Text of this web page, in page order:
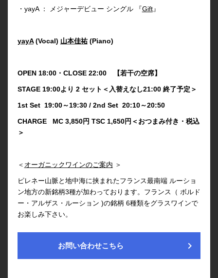
・yayA ： メジャーデビュー シングル 『Gift』
yayA(Vocal) 山本佳祐(Piano)
OPEN 18:00・CLOSE 22:00 【若干の空席】
STAGE 19:00より 2 セット＜入替えなし21:00 終了予定＞
1st Set 19:00～19:30 / 2nd Set 20:10～20:50
CHARGE MC 3,850円 TSC 1,650円＜おつまみ付き・税込
＞
＜ オーガニックワインのご案内 ＞
ピレネー山脈と地中海に挟まれたフランス最南端 ルーショ
ン地方の新銘柄3種が加わっております。フランス（ ボルド
ー・アルザス・ルーション )の銘柄 6種類をグラスワインで
お楽しみ下さい。
お問い合わせこちら chevron_right